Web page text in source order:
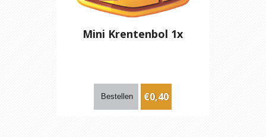
Mini Krentenbol 1x
€0,40